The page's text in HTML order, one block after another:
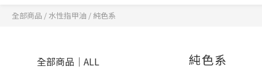
全部商品 / 水性指甲油 / 純色系
全部商品｜ALL
純色系